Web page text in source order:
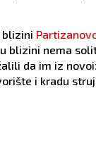
blizini
blizini nema
da im iz
i kradu